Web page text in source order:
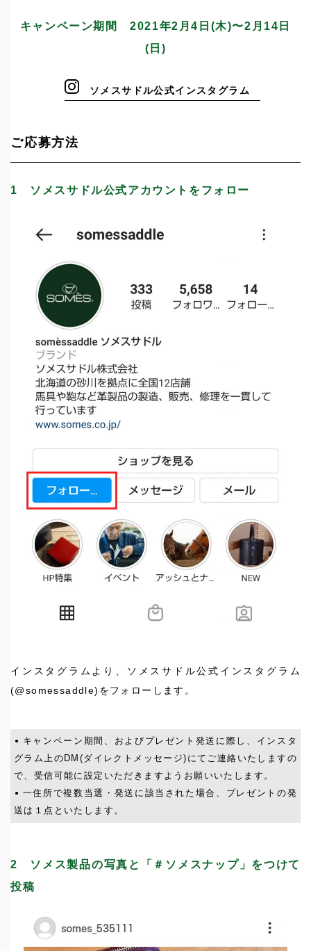
キャンペーン期間 2021年2月4日(木)〜2月14日
(日)
ソメスサドル公式インスタグラム
ご応募方法
1 ソメスサドル公式アカウントをフォロー
インスタグラムより、ソメスサドル公式インスタグラム
(@somessaddle)をフォローします。
キャンペーン期間、およびプレゼント発送に際し、インスタ
グラム上のDM(ダイレクトメッセージ)にてご連絡いたしますの
で、受信可能に設定いただきますようお願いいたします。
一住所で複数当選・発送に該当された場合、プレゼントの発
送は１点といたします。
2 ソメス製品の写真と「＃ソメスナップ」をつけて
投稿